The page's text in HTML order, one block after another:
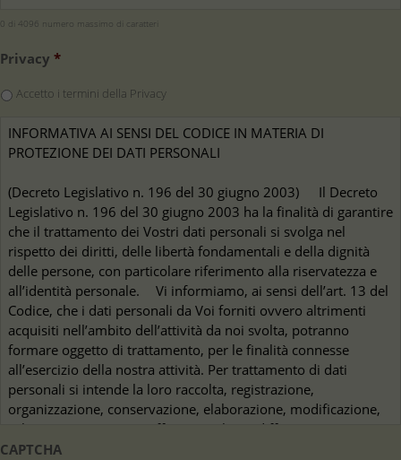
0 di 4096 numero massimo di caratteri
Privacy *
Accetto i termini della Privacy
CAPTCHA